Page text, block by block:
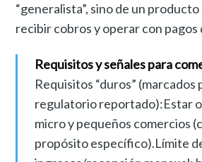
“generalista”, sino de un
recibir cobros y operar con pagos
Requisitos y señales para
Requisitos “duros” (marcados
regulatorio reportado):Estar
micro y pequeños comercios
propósito específico).Límite